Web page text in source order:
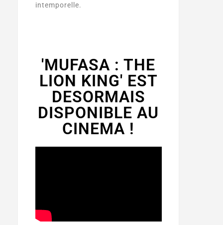
intemporelle.
'MUFASA : THE
LION KING' EST
DESORMAIS
DISPONIBLE AU
CINEMA !